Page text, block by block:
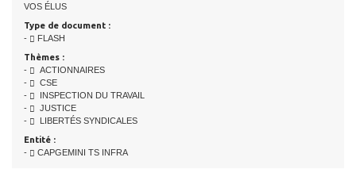
VOS ÉLUS
Type de document :
-
FLASH
Thèmes :
-
ACTIONNAIRES
-
CSE
-
INSPECTION DU TRAVAIL
-
JUSTICE
-
LIBERTÉS SYNDICALES
Entité :
-
CAPGEMINI TS INFRA